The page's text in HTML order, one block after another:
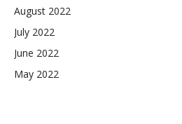
August 2022
July 2022
June 2022
May 2022